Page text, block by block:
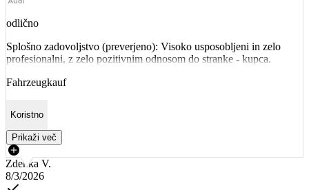
odlično
Splošno zadovoljstvo (preverjeno): Visoko usposobljeni in zelo
profesionalni, z zelo pozitivnim odnosom do stranke - kupca.
Fahrzeugkauf
Koristno
Prikaži več
Zdenka V.
8/3/2026